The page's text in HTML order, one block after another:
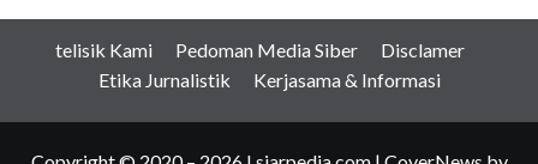
telisik Kami Pedoman Media Siber
Disclamer
Etika Jurnalistik
Kerjasama & Informasi